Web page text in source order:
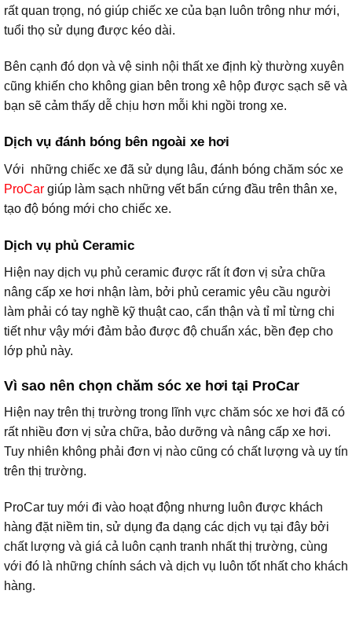
rất quan trọng, nó giúp chiếc xe của bạn luôn trông như mới,
tuổi thọ sử dụng được kéo dài.
Bên cạnh đó dọn và vệ sinh nội thất xe định kỳ thường xuyên
cũng khiến cho không gian bên trong xê hộp được sạch sẽ và
bạn sẽ cảm thấy dễ chịu hơn mỗi khi ngồi trong xe.
Dịch vụ đánh bóng bên ngoài xe hơi
Với những chiếc xe đã sử dụng lâu, đánh bóng chăm sóc xe
ProCar giúp làm sạch những vết bẩn cứng đầu trên thân xe,
tạo độ bóng mới cho chiếc xe.
Dịch vụ phủ Ceramic
Hiện nay dịch vụ phủ ceramic được rất ít đơn vị sửa chữa
nâng cấp xe hơi nhận làm, bởi phủ ceramic yêu cầu người
làm phải có tay nghề kỹ thuật cao, cẩn thận và tỉ mỉ từng chi
tiết như vậy mới đảm bảo được độ chuẩn xác, bền đẹp cho
lớp phủ này.
Vì sao nên chọn chăm sóc xe hơi tại ProCar
Hiện nay trên thị trường trong lĩnh vực chăm sóc xe hơi đã có
rất nhiều đơn vị sửa chữa, bảo dưỡng và nâng cấp xe hơi.
Tuy nhiên không phải đơn vị nào cũng có chất lượng và uy tín
trên thị trường.
ProCar tuy mới đi vào hoạt động nhưng luôn được khách
hàng đặt niềm tin, sử dụng đa dạng các dịch vụ tại đây bởi
chất lượng và giá cả luôn cạnh tranh nhất thị trường, cùng
với đó là những chính sách và dịch vụ luôn tốt nhất cho khách
hàng.